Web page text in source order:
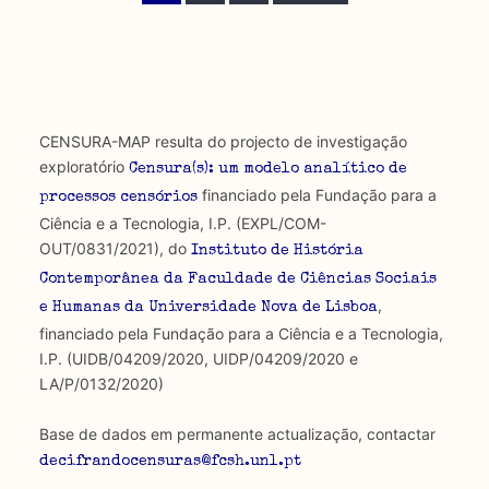
atual páginapágina
CENSURA-MAP resulta do projecto de investigação
exploratório Censura(s): um modelo analítico de
processos censóriosfinanciado pela Fundação para a
Ciência e a Tecnologia, I.P. (EXPL/COM-
OUT/0831/2021), do Instituto de História
Contemporânea da Faculdade de Ciências Sociais
e Humanas da Universidade Nova de Lisboa,
financiado pela Fundação para a Ciência e a Tecnologia,
I.P. (UIDB/04209/2020, UIDP/04209/2020 e
LA/P/0132/2020)
Base de dados em permanente actualização, contactar
decifrandocensuras@fcsh.unl.pt